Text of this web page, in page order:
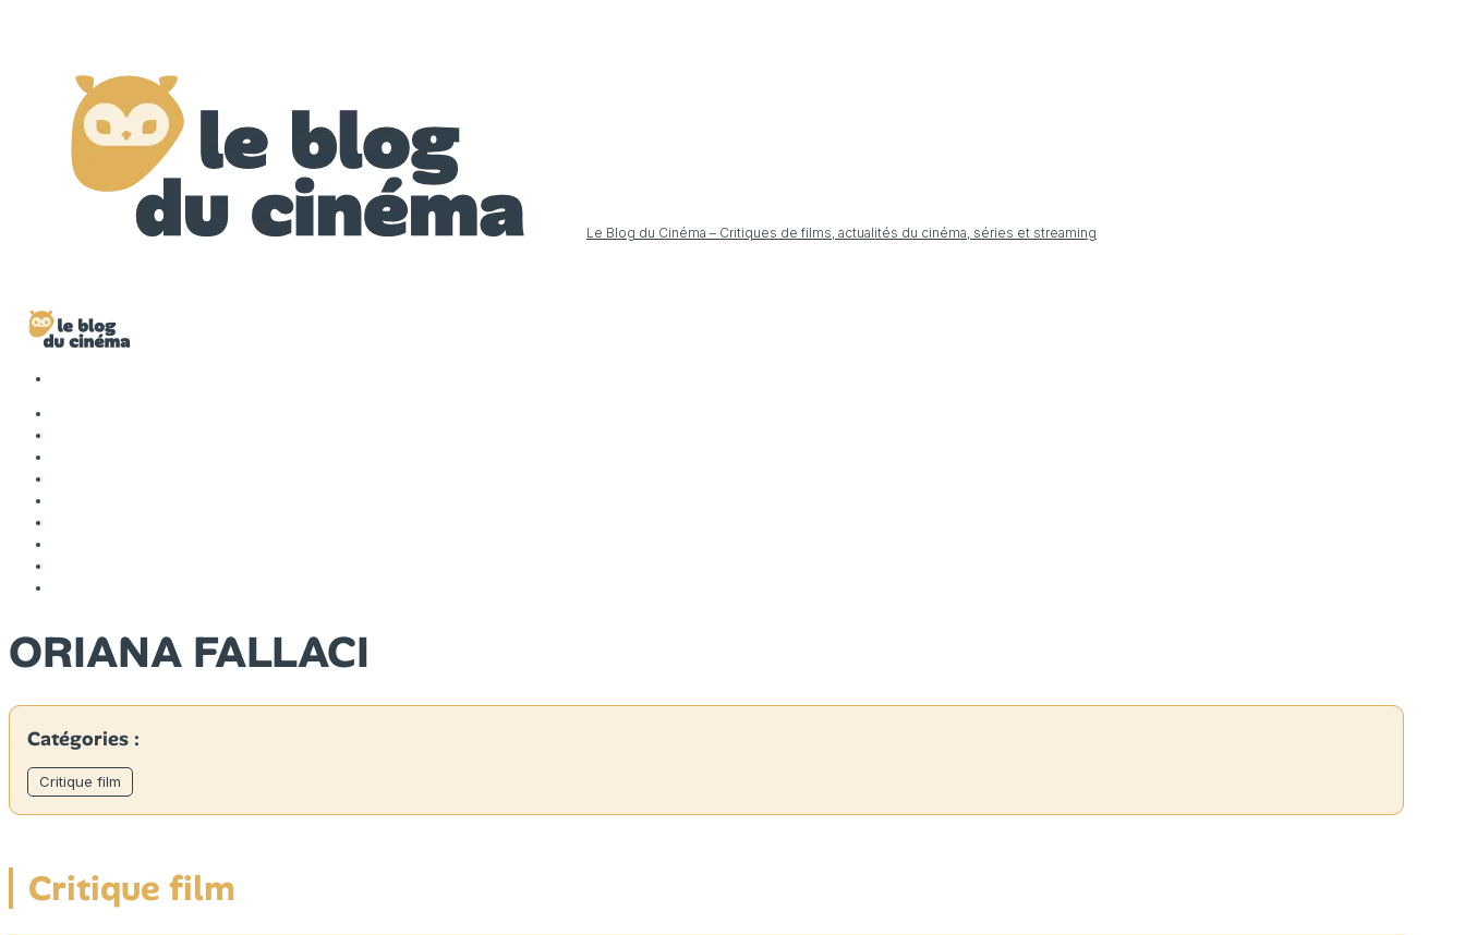
Le Blog du Cinéma – Critiques de films, actualités du cinéma, séries et streaming
ORIANA FALLACI
Catégories :
Critique film
Critique film